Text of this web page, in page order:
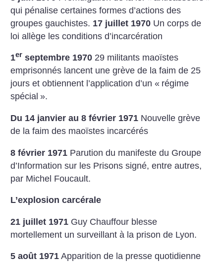
qui pénalise certaines formes d’actions des
groupes gauchistes. 17 juillet 1970 Un corps de
loi allège les conditions d’incarcération
1er septembre 1970 29 militants maoïstes
emprisonnés lancent une grève de la faim de 25
jours et obtiennent l’application d’un « régime
spécial ».
Du 14 janvier au 8 février 1971 Nouvelle grève
de la faim des maoïstes incarcérés
8 février 1971 Parution du manifeste du Groupe
d’Information sur les Prisons signé, entre autres,
par Michel Foucault.
L’explosion carcérale
21 juillet 1971 Guy Chauffour blesse
mortellement un surveillant à la prison de Lyon.
5 août 1971 Apparition de la presse quotidienne